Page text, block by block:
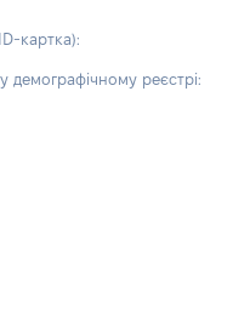
картка):
реєстрі: